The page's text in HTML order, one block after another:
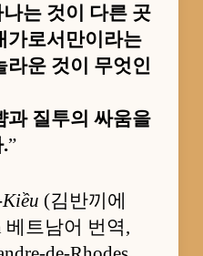
는 것이 다른 곳
가로서만이라는
라운 것이 무엇인
과 질투의 싸움을
”
(김반끼에
베트남어 번역,